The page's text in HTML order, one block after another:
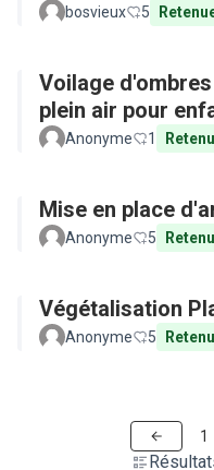
bosvieux 5
Voilage
plein air pour
Anonyme 1
Mise en place
Anonyme 5
Végétalisation
Anonyme 5
1